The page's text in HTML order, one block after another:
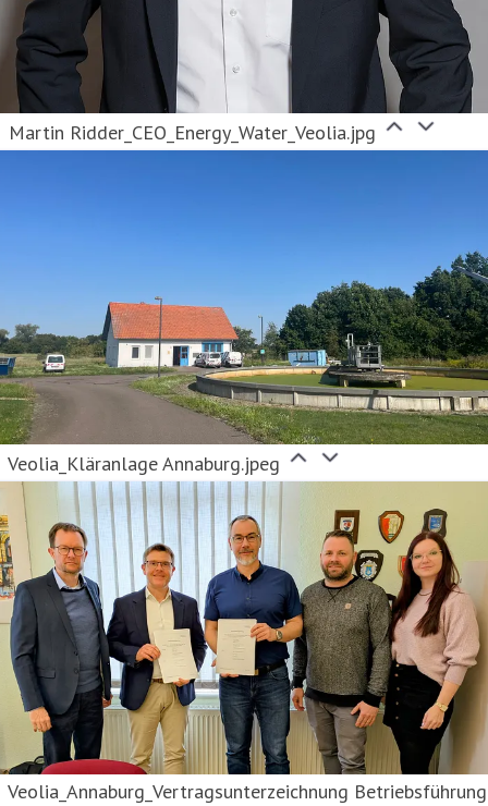
Martin Ridder_CEO_Energy_Water_Veolia.jpg
Veolia_Kläranlage Annaburg.jpeg
Veolia_Annaburg_Vertragsunterzeichnung Betriebsführung